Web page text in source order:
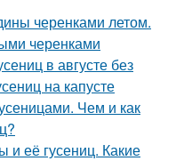
черенками летом.
черенками
в августе без
на капусте
Чем и как
и её гусениц. Какие